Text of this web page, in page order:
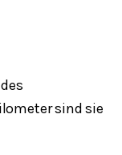
sind sie